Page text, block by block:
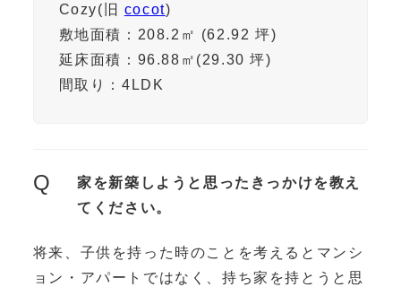
Cozy(旧 cocot)
敷地面積： 208.2㎡ (62.92 坪)
延床面積： 96.88㎡(29.30 坪)
間取り：4LDK
Q
家を新築しようと思ったきっかけを教え
てください。
将来、子供を持った時のことを考えるとマンシ
ョン・アパートではなく、持ち家を持とうと思